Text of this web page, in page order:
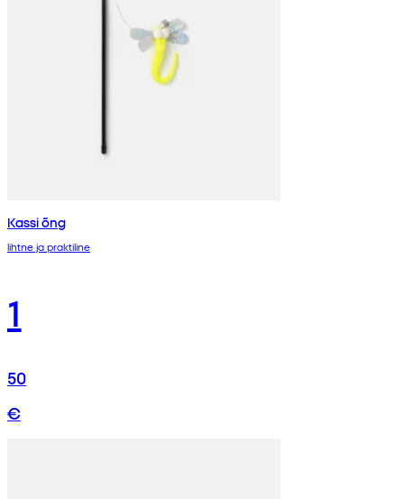
Kassi õng
lihtne ja praktiline
1
50
€